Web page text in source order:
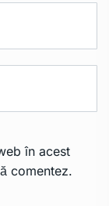
în acest
comentez.